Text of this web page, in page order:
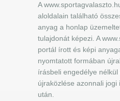
A
aloldalain található
anyag a honlap
tulajdonát képezi. A
portál írott és képi
nyomtatott formában
írásbeli engedélye
újraközlése azonnali
után.